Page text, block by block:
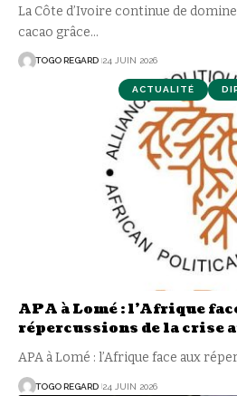
La Côte d’Ivoire continue de
cacao grâce…
TOGO REGARD 24 JUIN 2026
ACTUALITÉ
APA à Lomé : l’Afrique
répercussions de la crise
APA à Lomé : l’Afrique face aux
TOGO REGARD 24 JUIN 2026